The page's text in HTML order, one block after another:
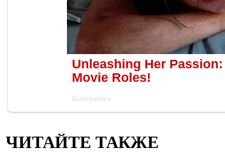
ЧИТАЙТЕ ТАКЖЕ